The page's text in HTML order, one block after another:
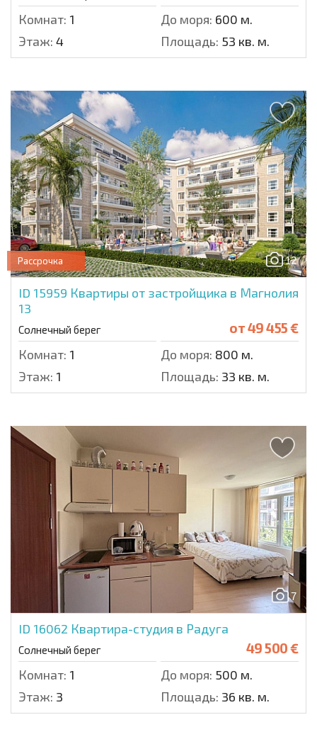
Комнат: 1 До моря: 600 м.
Этаж: 4 Площадь: 53 кв. м.
12
Рассрочка
ID 15959 Квартиры от застройщика в Магнолия
13
Солнечный берег от49 455 €
Комнат: 1 До моря: 800 м.
Этаж: 1 Площадь: 33 кв. м.
7
ID 16062 Квартира-студия в Радуга
Солнечный берег 49 500 €
Комнат: 1 До моря: 500 м.
Этаж: 3 Площадь: 36 кв. м.